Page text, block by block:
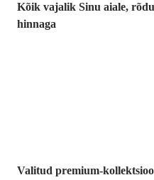
Kõik vajalik Sinu aiale,
hinnaga
Valitud premium-